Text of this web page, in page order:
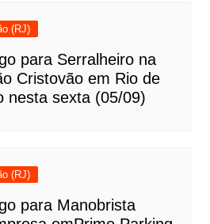
(RJ)
para Serralheiro na
Cristovão em Rio de
nesta sexta (05/09)
(RJ)
para Manobrista